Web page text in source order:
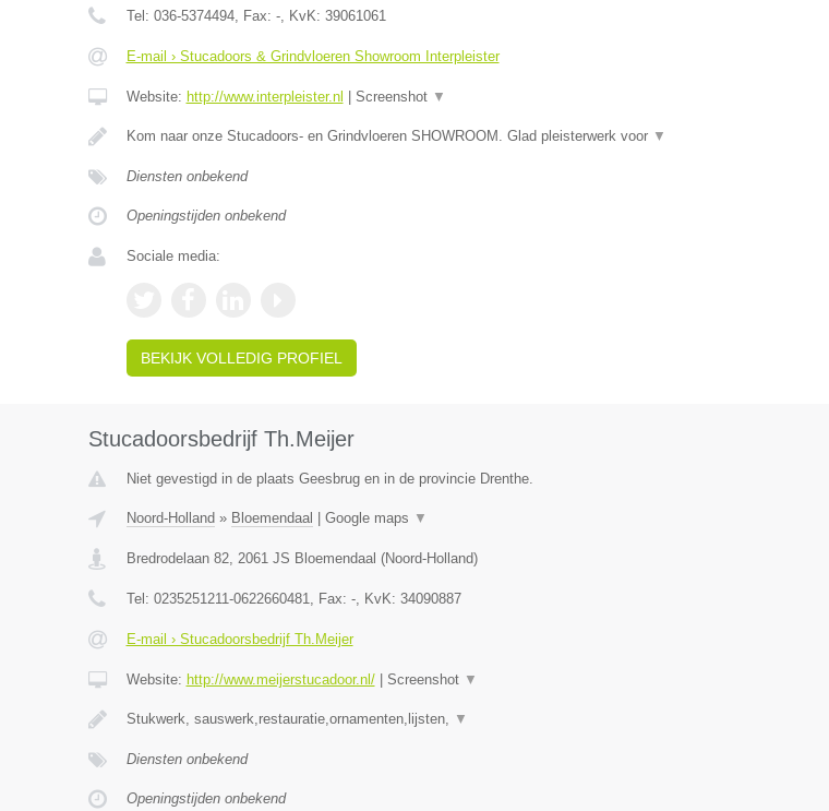
Tel: 036-5374494, Fax: -, KvK: 39061061
E-mail › Stucadoors & Grindvloeren Showroom Interpleister
Website: http://www.interpleister.nl Screenshot ▼
Kom naar onze Stucadoors- en Grindvloeren SHOWROOM. Glad pleisterwerk voor ▼
Diensten onbekend
Openingstijden onbekend
Sociale media:
BEKIJK VOLLEDIG PROFIEL
Stucadoorsbedrijf Th.Meijer
Niet gevestigd in de plaats Geesbrug en in de provincie Drenthe.
Noord-Holland » Bloemendaal Google maps ▼
Bredrodelaan 82, 2061 JS Bloemendaal (Noord-Holland)
Tel: 0235251211-0622660481, Fax: -, KvK: 34090887
E-mail › Stucadoorsbedrijf Th.Meijer
Website: http://www.meijerstucadoor.nl/| Screenshot ▼
Stukwerk, sauswerk,restauratie,ornamenten,lijsten, ▼
Diensten onbekend
Openingstijden onbekend